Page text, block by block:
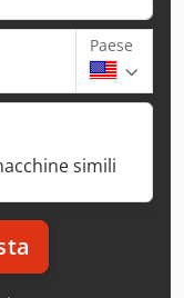
Paese
simili